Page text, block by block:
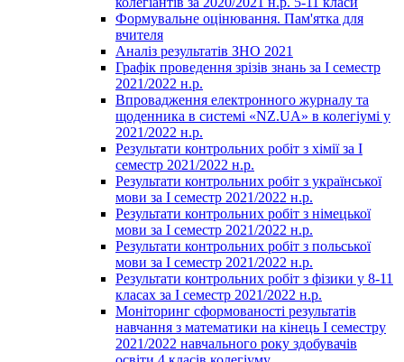
Формувальне оцінювання. Пам'ятка для
вчителя
Аналіз результатів ЗНО 2021
Графік проведення зрізів знань за І семестр
2021/2022 н.р.
Впровадження електронного журналу та
щоденника в системі «NZ.UA» в колегіумі у
2021/2022 н.р.
Результати контрольних робіт з хімії за І
семестр 2021/2022 н.р.
Результати контрольних робіт з української
мови за І семестр 2021/2022 н.р.
Результати контрольних робіт з німецької
мови за І семестр 2021/2022 н.р.
Результати контрольних робіт з польської
мови за І семестр 2021/2022 н.р.
Результати контрольних робіт з фізики у 8-11
класах за І семестр 2021/2022 н.р.
Моніторинг сформованості результатів
навчання з математики на кінець І семестру
2021/2022 навчального року здобувачів